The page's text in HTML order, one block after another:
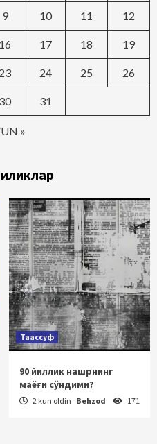
»
9 10 11 12
16 17 18 19
23 24 25 26
30 31
Таассуф
90 йиллик нашрнинг
маёғи сўндими?
2 kun oldin Behzod 171